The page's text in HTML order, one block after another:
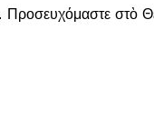
Πρoσευχόμαστε στὸ